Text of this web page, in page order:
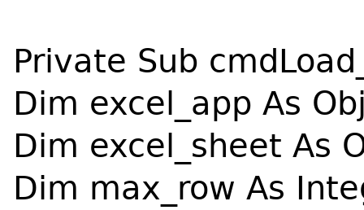
Private Sub
Dim excel_app As
Dim excel_sheet As
Dim max_row As